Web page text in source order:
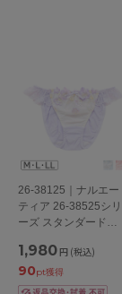
26-38125｜ナルエー
ティア 26-38525シリ
ーズ スタンダードシ
1,980 円 (税込)
90pt獲得